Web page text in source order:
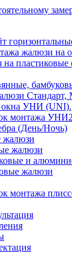
жалюзи на
пластиковые
Стандарт,
окна УНИ (UNI).
монтажа
(День/Ночь)
жалюзи
жалюзи
и
жалюзи
монтажа